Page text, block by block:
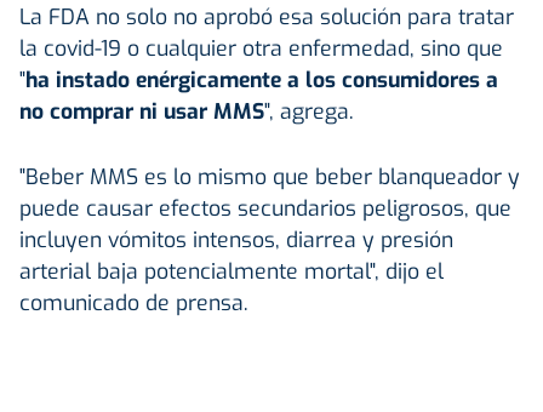
La FDA no solo no aprobó esa solución para tratar
la covid-19 o cualquier otra enfermedad, sino que
"ha instado enérgicamente a los consumidores a
no comprar ni usar MMS", agrega.
"Beber MMS es lo mismo que beber blanqueador y
puede causar efectos secundarios peligrosos, que
incluyen vómitos intensos, diarrea y presión
arterial baja potencialmente mortal", dijo el
comunicado de prensa.